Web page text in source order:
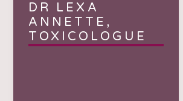
DR LEXA
ANNETTE,
TOXICOLOGUE